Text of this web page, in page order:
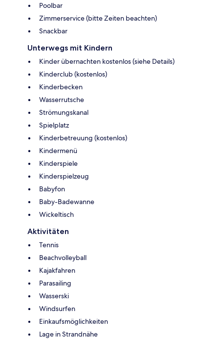
Poolbar
Zimmerservice (bitte Zeiten beachten)
Snackbar
Unterwegs mit Kindern
Kinder übernachten kostenlos (siehe Details)
Kinderclub (kostenlos)
Kinderbecken
Wasserrutsche
Strömungskanal
Spielplatz
Kinderbetreuung (kostenlos)
Kindermenü
Kinderspiele
Kinderspielzeug
Babyfon
Baby-Badewanne
Wickeltisch
Aktivitäten
Tennis
Beachvolleyball
Kajakfahren
Parasailing
Wasserski
Windsurfen
Einkaufsmöglichkeiten
Lage in Strandnähe